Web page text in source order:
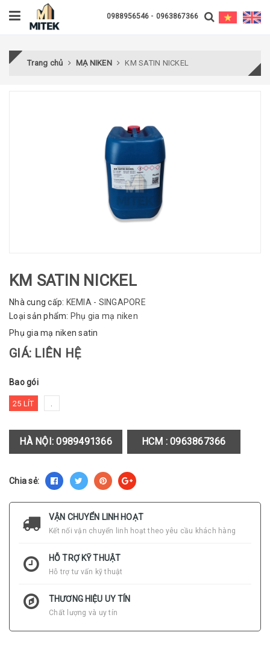
0988956546- 0963867366
Trang chủ MẠ NIKEN KM SATIN NICKEL
KM SATIN NICKEL
Nhà cung cấp: KEMIA - SINGAPORE
Loại sản phẩm: Phụ gia mạ niken
Phụ gia mạ niken satin
GIÁ: LIÊN HỆ
Bao gói
25 LÍT .
HÀ NỘI:0989491366 HCM :0963867366
Chia sẻ:
VẬN CHUYỂN LINH HOẠT
Kết nối vận chuyển linh hoạt theo yêu cầu khách hàng
HỖ TRỢ KỸ THUẬT
Hỗ trợ tư vấn kỹ thuật
THƯƠNG HIỆU UY TÍN
Chất lượng và uy tín